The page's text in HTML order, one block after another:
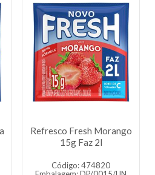
Refresco Fresh Morango
15g Faz 2l
Código: 474820